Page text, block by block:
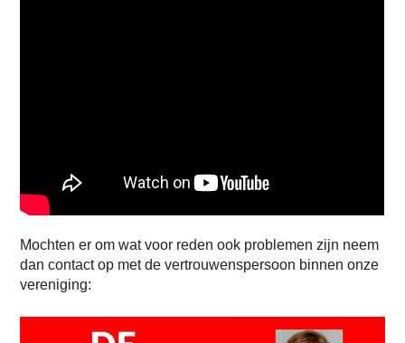
Mochten er om wat voor reden ook problemen zijn neem
dan contact op met de vertrouwenspersoon binnen onze
vereniging: